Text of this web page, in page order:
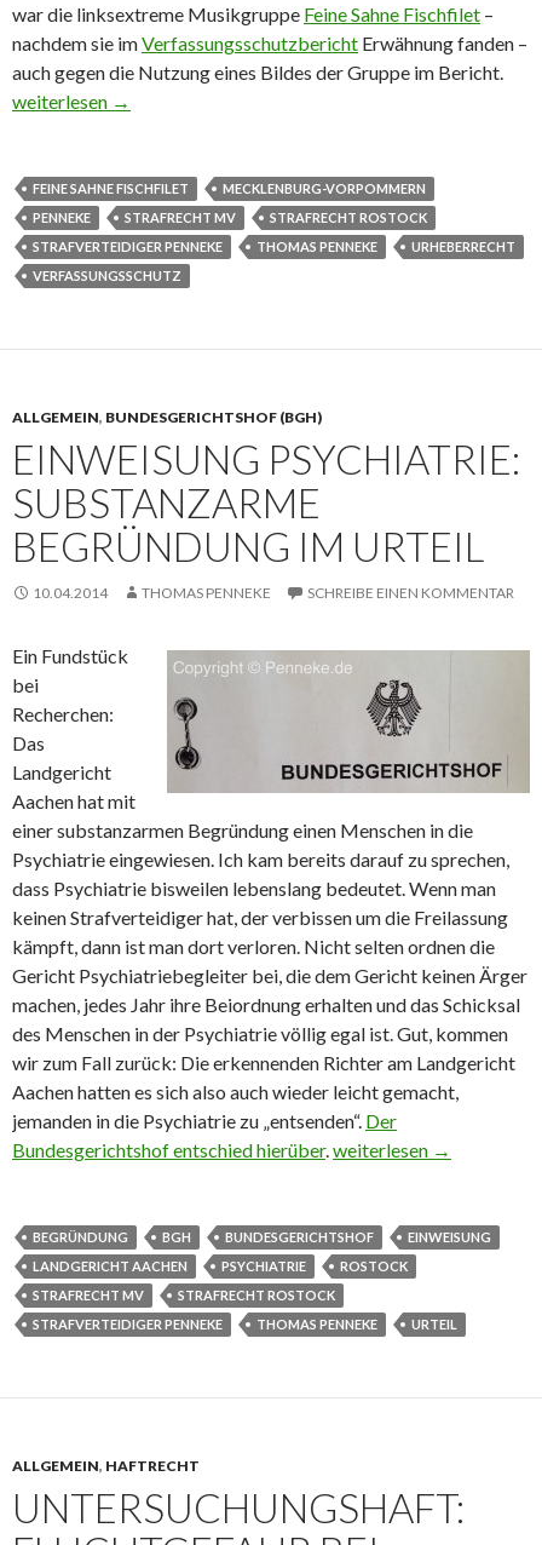
war die linksextreme Musikgruppe Feine Sahne Fischfilet –
nachdem sie imVerfassungsschutzbericht Erwähnung fanden –
auch gegen die Nutzung eines Bildes der Gruppe im Bericht.
Verfassungsschutz verliert gegen linksextreme Musikgruppe
weiterlesen →
FEINE SAHNE FISCHFILET
MECKLENBURG-VORPOMMERN
PENNEKE
STRAFRECHT MV
STRAFRECHT ROSTOCK
STRAFVERTEIDIGER PENNEKE
THOMAS PENNEKE
URHEBERRECHT
VERFASSUNGSSCHUTZ
ALLGEMEIN, BUNDESGERICHTSHOF (BGH)
EINWEISUNG PSYCHIATRIE:
SUBSTANZARME
BEGRÜNDUNG IM URTEIL
10.04.2014 THOMAS PENNEKE SCHREIBE EINEN KOMMENTAR
Ein Fundstück
bei
Recherchen:
Das
Landgericht
Aachen hat mit
einer substanzarmen Begründung einen Menschen in die
Psychiatrie eingewiesen. Ich kam bereits darauf zu sprechen,
dass Psychiatrie bisweilen lebenslang bedeutet. Wenn man
keinen Strafverteidiger hat, der verbissen um die Freilassung
kämpft, dann ist man dort verloren. Nicht selten ordnen die
Gericht Psychiatriebegleiter bei, die dem Gericht keinen Ärger
machen, jedes Jahr ihre Beiordnung erhalten und das Schicksal
des Menschen in der Psychiatrie völlig egal ist. Gut, kommen
wir zum Fall zurück: Die erkennenden Richter am Landgericht
Aachen hatten es sich also auch wieder leicht gemacht,
jemanden in die Psychiatrie zu „entsenden“. Der
Bundesgerichtshof entschied hierüber.Einweisung Psychiatrie:
weiterlesen →
BEGRÜNDUNG BGH BUNDESGERICHTSHOF
EINWEISUNG
LANDGERICHT AACHEN
PSYCHIATRIE
ROSTOCK
STRAFRECHT MV
STRAFRECHT ROSTOCK
STRAFVERTEIDIGER PENNEKE
THOMAS PENNEKE URTEIL
ALLGEMEIN, HAFTRECHT
UNTERSUCHUNGSHAFT: